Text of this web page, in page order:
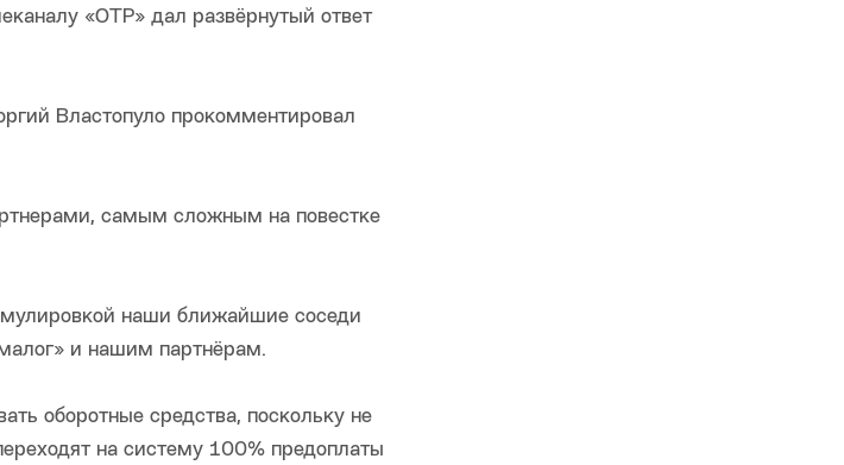
«ОТР» дал развёрнутый ответ
Властопуло прокомментировал
самым сложным на повестке
наши ближайшие соседи
и нашим партнёрам.
оборотные средства, поскольку не
на систему 100% предоплаты